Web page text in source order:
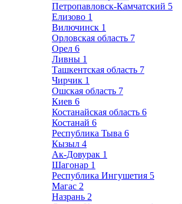
Петропавловск-Камчатский 5
Елизово 1
Вилючинск 1
Орловская область 7
Орел 6
Ливны 1
Ташкентская область 7
Чирчик 1
Ошская область 7
Киев 6
Костанайская область 6
Костанай 6
Республика Тыва 6
Кызыл 4
Ак-Довурак 1
Шагонар 1
Республика Ингушетия 5
Магас 2
Назрань 2